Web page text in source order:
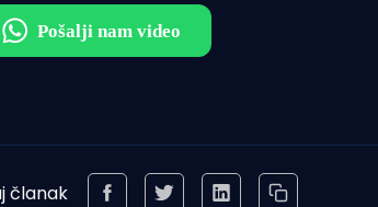
članak